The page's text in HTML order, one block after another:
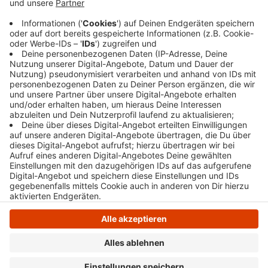
Hattingen: Elfen, Kobolde und Gaukler belagern heute
und morgen die Burgwiesen. Neben viel Musik erwartet
die Besucher unter anderem auch Luftakrobatik und
mittelalterliches Handwerk. Das Fest geht an beiden
Tagen von 11:00 Uhr bis 18:00 Uhr.
Anzeige
Anzeige